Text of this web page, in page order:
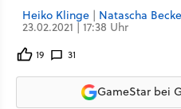
Heiko Klinge | Natascha
23.02.2021 | 17:38 Uhr
19 31
GameStar bei